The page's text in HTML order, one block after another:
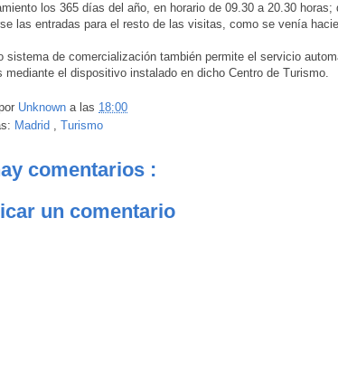
los 365 días del año, en horario de 09.30 a 20.30 horas;
las entradas para el resto de las visitas, como se venía
sistema de comercialización también permite el servicio
mediante el dispositivo instalado en dicho Centro de Turismo.
Unknown a las 18:00
Madrid , Turismo
comentarios :
un comentario